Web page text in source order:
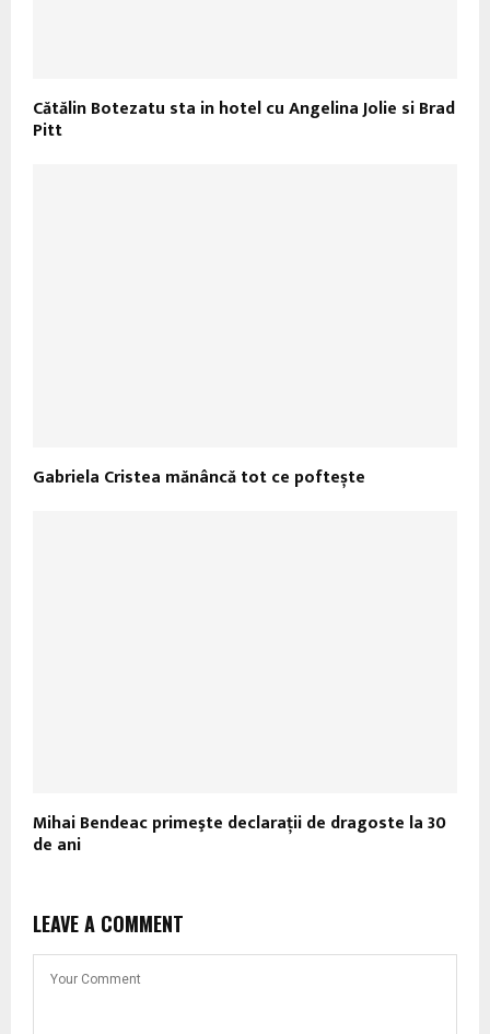
Cătălin Botezatu sta in hotel cu Angelina Jolie si Brad
Pitt
Gabriela Cristea mănâncă tot ce poftește
Mihai Bendeac primeşte declaraţii de dragoste la 30
de ani
LEAVE A COMMENT